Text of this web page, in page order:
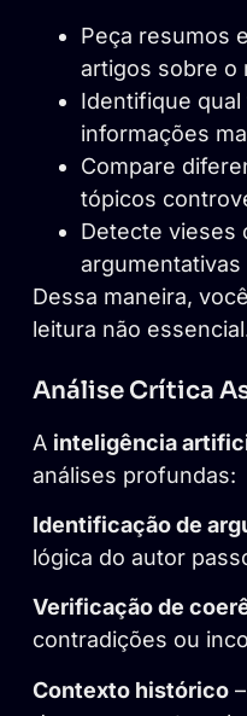
Peça resumos
artigos sobre o
Identifique
informações
Compare
tópicos
Detecte vieses
argumentativas
Dessa maneira,
leitura não
Análise Crítica
A inteligência
análises profundas:
Identificação de
lógica do autor
Verificação de
contradições ou
Contexto histórico